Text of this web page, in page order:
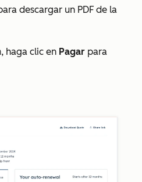
descargar un PDF de la
haga clic en Pagar para